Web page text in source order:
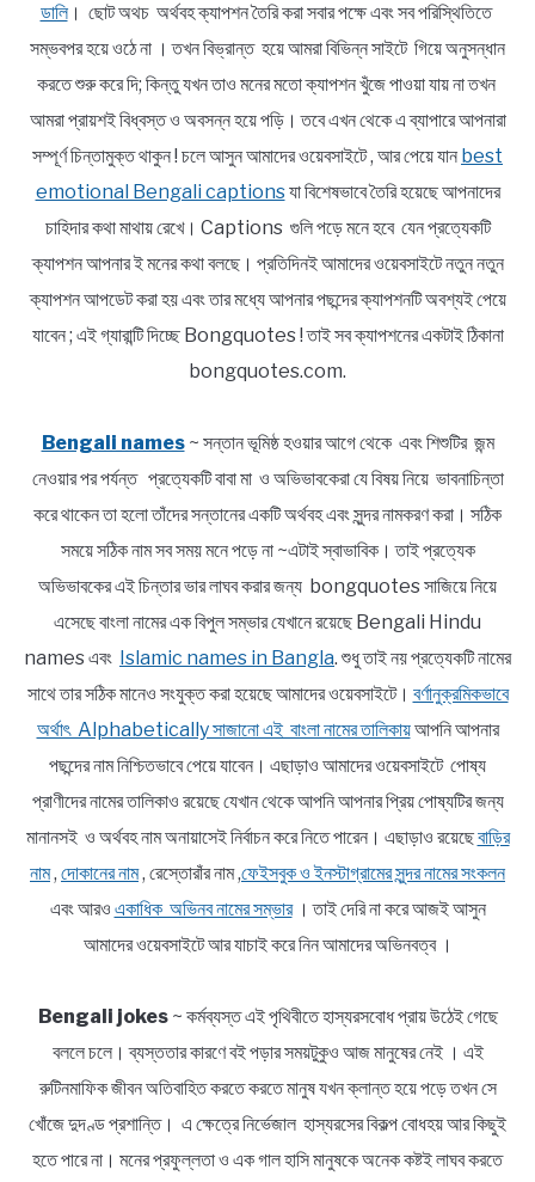
ডালি। ছোট অথচ অর্থবহ ক্যাপশন তৈরি করা সবার পক্ষে এবং সব পরিস্থিতিতে
সম্ভবপর হয়ে ওঠে না । তখন বিভ্রান্ত হয়ে আমরা বিভিন্ন সাইটে গিয়ে অনুসন্ধান
করতে শুরু করে দি; কিন্তু যখন তাও মনের মতো ক্যাপশন খুঁজে পাওয়া যায় না তখন
আমরা প্রায়শই বিধ্বস্ত ও অবসন্ন হয়ে পড়ি। তবে এখন থেকে এ ব্যাপারে আপনারা
সম্পূর্ণ চিন্তামুক্ত থাকুন ! চলে আসুন আমাদের ওয়েবসাইটে , আর পেয়ে যান best
emotional Bengali captionsযা বিশেষভাবে তৈরি হয়েছে আপনাদের
চাহিদার কথা মাথায় রেখে। Captions গুলি পড়ে মনে হবে যেন প্রত্যেকটি
ক্যাপশন আপনার ই মনের কথা বলছে। প্রতিদিনই আমাদের ওয়েবসাইটে নতুন নতুন
ক্যাপশন আপডেট করা হয় এবং তার মধ্যে আপনার পছন্দের ক্যাপশনটি অবশ্যই পেয়ে
যাবেন ; এই গ্যারান্টি দিচ্ছে Bongquotes ! তাই সব ক্যাপশনের একটাই ঠিকানা
bongquotes.com.
Bengali names~ সন্তান ভূমিষ্ঠ হওয়ার আগে থেকে এবং শিশুটির জন্ম
নেওয়ার পর পর্যন্ত প্রত্যেকটি বাবা মা ও অভিভাবকেরা যে বিষয় নিয়ে ভাবনাচিন্তা
করে থাকেন তা হলো তাঁদের সন্তানের একটি অর্থবহ এবং সুন্দর নামকরণ করা। সঠিক
সময়ে সঠিক নাম সব সময় মনে পড়ে না ~এটাই স্বাভাবিক। তাই প্রত্যেক
অভিভাবকের এই চিন্তার ভার লাঘব করার জন্য bongquotes সাজিয়ে নিয়ে
এসেছে বাংলা নামের এক বিপুল সম্ভার যেখানে রয়েছে Bengali Hindu
names এবং Islamic names in Bangla. শুধু তাই নয় প্রত্যেকটি নামের
সাথে তার সঠিক মানেও সংযুক্ত করা হয়েছে আমাদের ওয়েবসাইটে। বর্ণানুক্রমিকভাবে
অর্থাৎ Alphabetically সাজানো এই বাংলা নামের তালিকায়আপনি আপনার
পছন্দের নাম নিশ্চিতভাবে পেয়ে যাবেন। এছাড়াও আমাদের ওয়েবসাইটে পোষ্য
প্রাণীদের নামের তালিকাও রয়েছে যেখান থেকে আপনি আপনার প্রিয় পোষ্যটির জন্য
মানানসই ও অর্থবহ নাম অনায়াসেই নির্বাচন করে নিতে পারেন। এছাড়াও রয়েছেবাড়ির
নাম, দোকানের নাম, রেস্তোরাঁর নাম ,ফেইসবুক ও ইনস্টাগ্রামের সুন্দর নামের সংকলন
এবং আরও একাধিক অভিনব নামের সম্ভার। তাই দেরি না করে আজই আসুন
আমাদের ওয়েবসাইটে আর যাচাই করে নিন আমাদের অভিনবত্ব ।
Bengali jokes~ কর্মব্যস্ত এই পৃথিবীতে হাস্যরসবোধ প্রায় উঠেই গেছে
বললে চলে। ব্যস্ততার কারণে বই পড়ার সময়টুকুও আজ মানুষের নেই । এই
রুটিনমাফিক জীবন অতিবাহিত করতে করতে মানুষ যখন ক্লান্ত হয়ে পড়ে তখন সে
খোঁজে দুদণ্ড প্রশান্তি। এ ক্ষেত্রে নির্ভেজাল হাস্যরসের বিকল্প বোধহয় আর কিছুই
হতে পারে না। মনের প্রফুল্লতা ও এক গাল হাসি মানুষকে অনেক কষ্টই লাঘব করতে